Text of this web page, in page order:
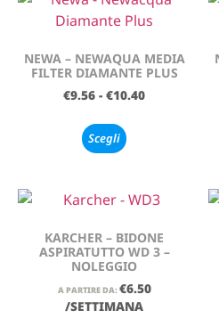
NEWA – NEWAQUA MEDIA
FILTER DIAMANTE PLUS
€9.56 - €10.40
Scegli
KARCHER – BIDONE
ASPIRATUTTO WD 3 –
NOLEGGIO
A PARTIRE DA: €6.50
/SETTIMANA